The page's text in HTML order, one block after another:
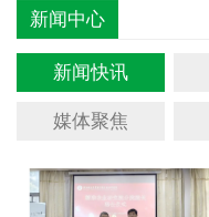
新闻中心
新闻快讯
媒体聚焦